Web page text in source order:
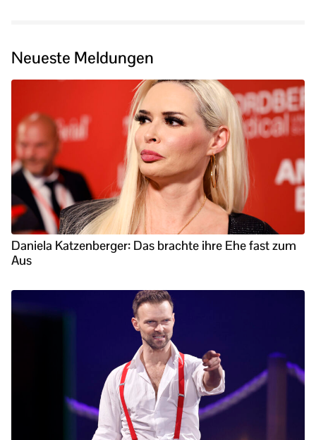
Neueste Meldungen
Daniela Katzenberger: Das brachte ihre Ehe fast zum
Aus